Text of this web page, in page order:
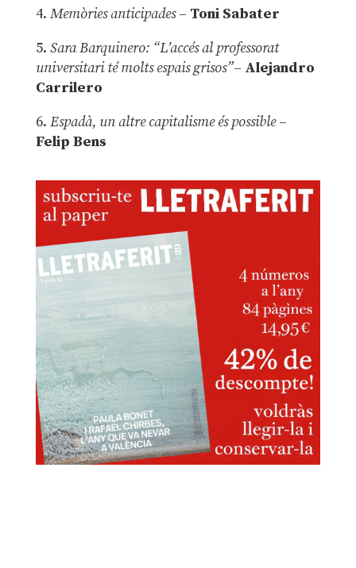
4. Memòries anticipades– Toni Sabater
5. Sara Barquinero: “L’accés al professorat
universitari té molts espais grisos”– Alejandro
Carrilero
6. Espadà, un altre capitalisme és possible –
Felip Bens